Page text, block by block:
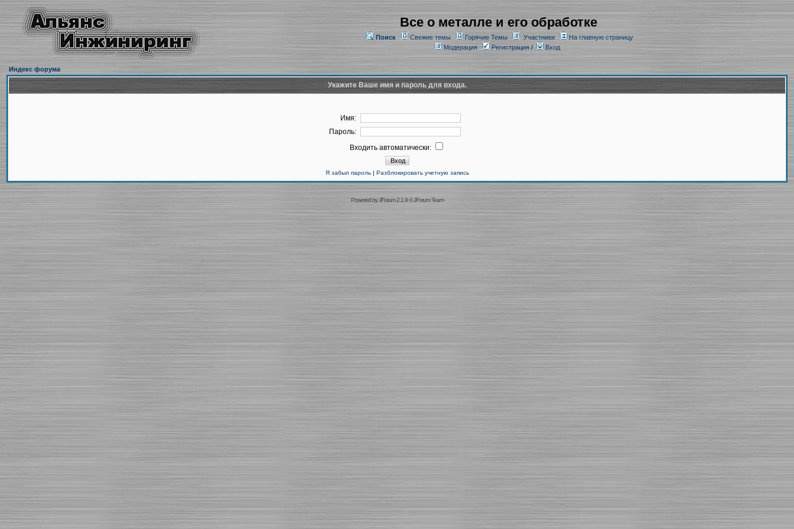
Все о металле и его обработке
Поиск Свежие темы Горячие Темы Участники
На главную страницу
Модерация
Регистрация/ Вход
Индекс форума
Укажите Ваше имя и пароль для входа.
Имя:
Пароль:
Входить автоматически:
Я забыл пароль| Разблокировать учетную запись
Powered byJForum 2.1.9©JForum Team